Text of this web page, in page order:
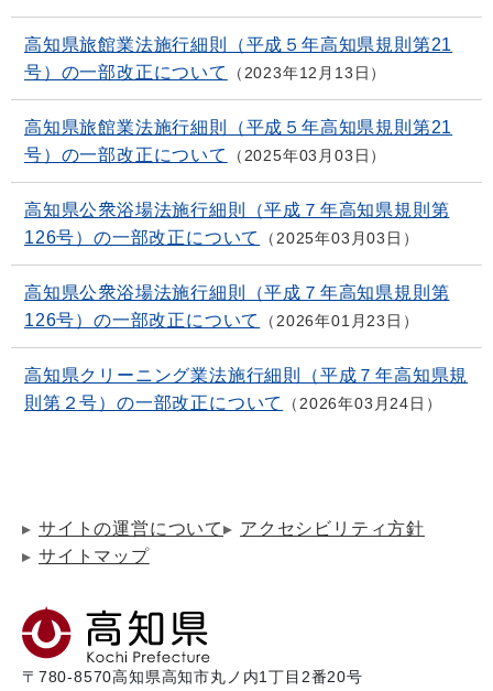
高知県旅館業法施行細則（平成５年高知県規則第21
号）の一部改正について
2023年12月13日
高知県旅館業法施行細則（平成５年高知県規則第21
号）の一部改正について
2025年03月03日
高知県公衆浴場法施行細則（平成７年高知県規則第
126号）の一部改正について
2025年03月03日
高知県公衆浴場法施行細則（平成７年高知県規則第
126号）の一部改正について
2026年01月23日
高知県クリーニング業法施行細則（平成７年高知県規
則第２号）の一部改正について
2026年03月24日
サイトの運営について
アクセシビリティ方針
サイトマップ
〒780-8570高知県高知市丸ノ内1丁目2番20号